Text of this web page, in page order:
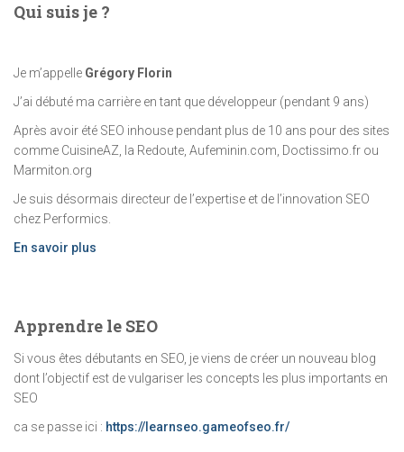
Qui suis je ?
Je m’appelle Grégory Florin
J’ai débuté ma carrière en tant que développeur (pendant 9 ans)
Après avoir été SEO inhouse pendant plus de 10 ans pour des sites
comme CuisineAZ, la Redoute, Aufeminin.com, Doctissimo.fr ou
Marmiton.org
Je suis désormais directeur de l’expertise et de l’innovation SEO
chez Performics.
En savoir plus
Apprendre le SEO
Si vous êtes débutants en SEO, je viens de créer un nouveau blog
dont l’objectif est de vulgariser les concepts les plus importants en
SEO
ca se passe ici : https://learnseo.gameofseo.fr/